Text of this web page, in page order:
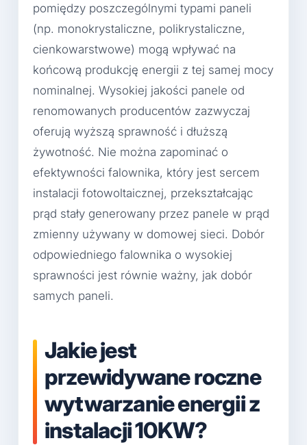
pomiędzy poszczególnymi typami paneli
(np. monokrystaliczne, polikrystaliczne,
cienkowarstwowe) mogą wpływać na
końcową produkcję energii z tej samej mocy
nominalnej. Wysokiej jakości panele od
renomowanych producentów zazwyczaj
oferują wyższą sprawność i dłuższą
żywotność. Nie można zapominać o
efektywności falownika, który jest sercem
instalacji fotowoltaicznej, przekształcając
prąd stały generowany przez panele w prąd
zmienny używany w domowej sieci. Dobór
odpowiedniego falownika o wysokiej
sprawności jest równie ważny, jak dobór
samych paneli.
Jakie jest
przewidywane roczne
wytwarzanie energii z
instalacji 10KW?